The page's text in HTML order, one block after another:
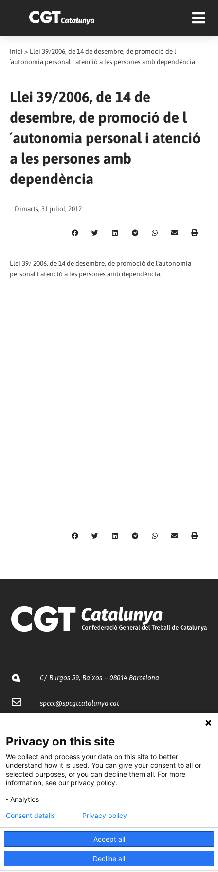
Inici > Llei 39/2006, de 14 de desembre, de promoció de l
´autonomia personal i atenció a les persones amb dependència
Llei 39/2006, de 14 de
desembre, de promoció de l
´autonomia personal i atenció
a les persones amb
dependència
Dimarts, 31 juliol, 2012
Llei 39/ 2006, de 14 de desembre, de promoció de l´autonomia
personal i atenció a les persones amb dependència:
C/ Burgos 59, Baixos – 08014 Barcelona
spccc@spcgtcatalunya.cat
@CGTCatalunya
cgtcatalunya
cgtcatalunya
Desenvolupat per
Privacy on this site
We collect and process your data on this site to better
understand how it is used. You can give your consent to all or
selected purposes, or you can decline them all. For more
information, see our privacy policy.
Analytics
Accept all
Decline all
Consent details Privacy policy